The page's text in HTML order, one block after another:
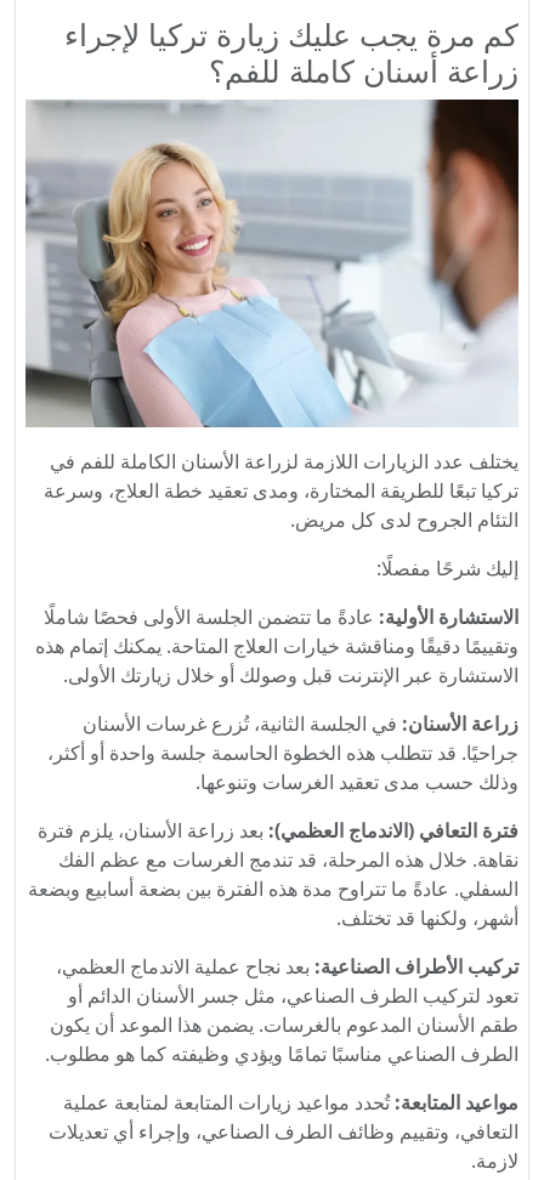
كم مرة يجب عليك زيارة تركيا لإجراء
زراعة أسنان كاملة للفم؟
يختلف عدد الزيارات اللازمة لزراعة الأسنان الكاملة للفم في
تركيا تبعًا للطريقة المختارة، ومدى تعقيد خطة العلاج، وسرعة
التئام الجروح لدى كل مريض.
إليك شرحًا مفصلًا:
الاستشارة الأولية: عادةً ما تتضمن الجلسة الأولى فحصًا شاملًا
وتقييمًا دقيقًا ومناقشة خيارات العلاج المتاحة. يمكنك إتمام هذه
الاستشارة عبر الإنترنت قبل وصولك أو خلال زيارتك الأولى.
زراعة الأسنان: في الجلسة الثانية، تُزرع غرسات الأسنان
جراحيًا. قد تتطلب هذه الخطوة الحاسمة جلسة واحدة أو أكثر،
وذلك حسب مدى تعقيد الغرسات وتنوعها.
فترة التعافي (الاندماج العظمي): بعد زراعة الأسنان، يلزم فترة
نقاهة. خلال هذه المرحلة، قد تندمج الغرسات مع عظم الفك
السفلي. عادةً ما تتراوح مدة هذه الفترة بين بضعة أسابيع وبضعة
أشهر، ولكنها قد تختلف.
تركيب الأطراف الصناعية: بعد نجاح عملية الاندماج العظمي،
تعود لتركيب الطرف الصناعي، مثل جسر الأسنان الدائم أو
طقم الأسنان المدعوم بالغرسات. يضمن هذا الموعد أن يكون
الطرف الصناعي مناسبًا تمامًا ويؤدي وظيفته كما هو مطلوب.
مواعيد المتابعة:تُحدد مواعيد زيارات المتابعة لمتابعة عملية
التعافي، وتقييم وظائف الطرف الصناعي، وإجراء أي تعديلات
لازمة.